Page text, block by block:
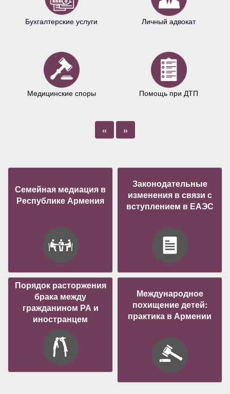
Бухгалтерские услуги
Медицинские споры
Личный адвокат
Помощь при ДТП
« »
Семейная медиация в
Республике Армения
Законодательные
изменения в связи с
вступлением в ЕАЭС
Порядок расторжения
брака между
гражданином РА и
иностранцем
Международное
похищение детей:
практика в Армении